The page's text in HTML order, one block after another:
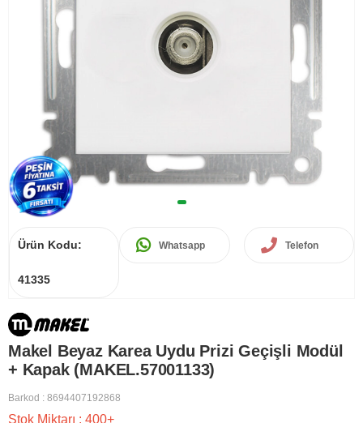
Ürün Kodu:
41335
Whatsapp Telefon
Makel Beyaz Karea Uydu Prizi Geçişli Modül
+ Kapak (MAKEL.57001133)
Barkod : 8694407192868
Stok Miktarı : 400+